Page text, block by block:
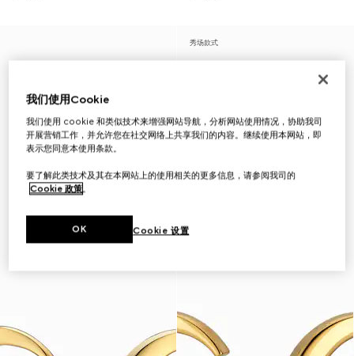
秀场款式
我们使用Cookie
我们使用 cookie 和类似技术来增强网站导航，分析网站使用情况，协助我司
开展营销工作，并允许您在社交网络上共享我们的内容。继续使用本网站，即
表示您同意本使用条款。
要了解此类技术及其在本网站上的使用相关的更多信息，请参阅我司的
Cookie 政策。
Cookie 设置
OK